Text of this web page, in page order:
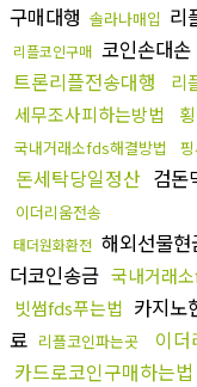
구매대행 솔라나매입 리
리플코인구매 코인손대손
트론리플전송대행
리
세무조사피하는방법
국내거래소fds해결방법
돈세탁당일정산 검돈
이더리움전송
태더원화환전 해외선물현
더코인송금 국내거래
빗썸fds푸는법 카지노
료 리플코인파는곳
이더
카드로코인구매하는법